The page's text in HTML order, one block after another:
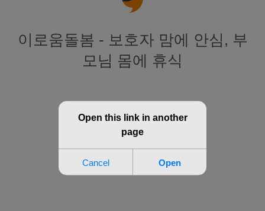
이로움돌봄 - 보호자 맘에 안심, 부
모님 몸에 휴식